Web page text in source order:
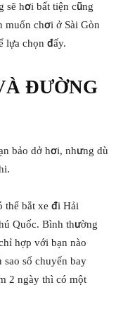
sẽ hơi bất tiện cũng
muốn chơi ở Sài Gòn
lựa chọn đấy.
ĐƯỜNG
bảo dở hơi, nhưng dù
thể bắt xe đi Hải
Quốc. Bình thường
hợp với bạn nào
số chuyến bay
2 ngày thì có một